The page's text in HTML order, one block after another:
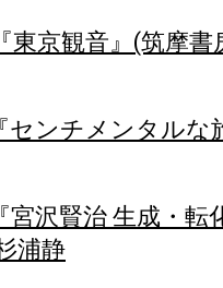
東京観音』(筑摩書
センチメンタルな
宮沢賢治 生成・
浦静